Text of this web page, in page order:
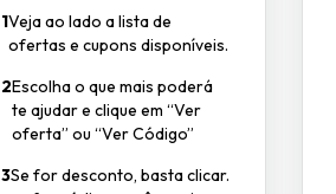
1Veja ao lado a lista de
ofertas e cupons disponíveis.
2Escolha o que mais poderá
te ajudar e clique em “Ver
oferta” ou “Ver Código”
3Se for desconto, basta clicar.